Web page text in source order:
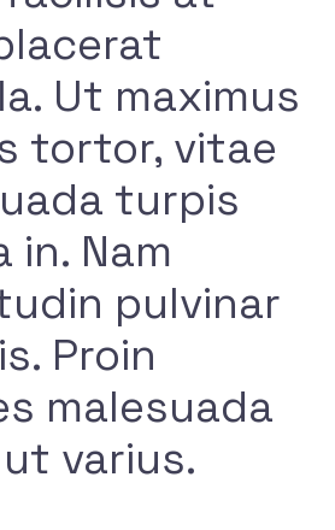
Ut maximus
tortor, vitae
turpis
in. Nam
pulvinar
Proin
malesuada
varius.